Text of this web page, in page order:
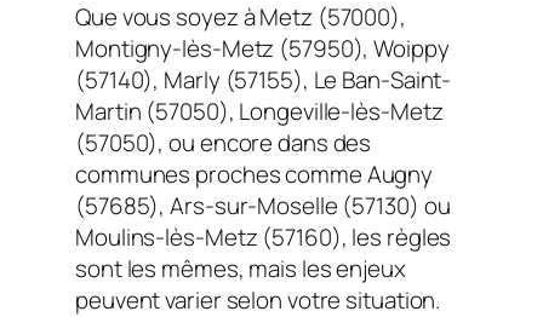
Que vous soyez à Metz (57000),
Montigny-lès-Metz (57950), Woippy
(57140), Marly (57155), Le Ban-Saint-
Martin (57050), Longeville-lès-Metz
(57050), ou encore dans des
communes proches comme Augny
(57685), Ars-sur-Moselle (57130) ou
Moulins-lès-Metz (57160), les règles
sont les mêmes, mais les enjeux
peuvent varier selon votre situation.